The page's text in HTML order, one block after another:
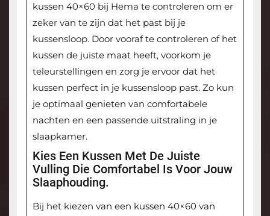
kussen 40×60 bij Hema te controleren om er
zeker van te zijn dat het past bij je
kussensloop. Door vooraf te controleren of het
kussen de juiste maat heeft, voorkom je
teleurstellingen en zorg je ervoor dat het
kussen perfect in je kussensloop past. Zo kun
je optimaal genieten van comfortabele
nachten en een passende uitstraling in je
slaapkamer.
Kies Een Kussen Met De Juiste
Vulling Die Comfortabel Is Voor Jouw
Slaaphouding.
Bij het kiezen van een kussen 40×60 van